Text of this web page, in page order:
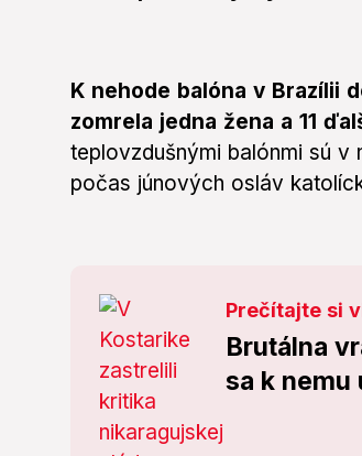
K nehode balóna v Brazílii
zomrela jedna žena a 11
teplovzdušnými balónmi sú v
počas júnových osláv
Prečítajte si
Brutálna
sa k